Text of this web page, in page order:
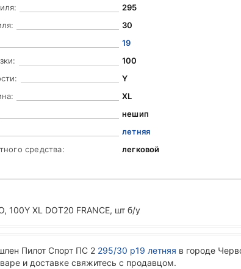
295
30
19
100
Y
XL
нешип
летняя
средства:
легковой
100Y XL DOT20 FRANCE, шт б/у
Пилот Спорт ПС 2 295/30 р19 летняя в городе
и доставке свяжитесь с продавцом.